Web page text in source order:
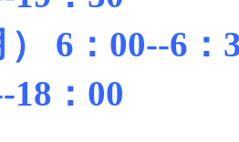
6：00--6：
18：00